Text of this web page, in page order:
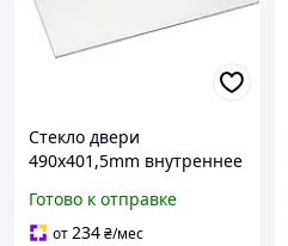
Стекло двери
490x401,5mm внутреннее
Electrolux
Готово к отправке
от234₴/мес